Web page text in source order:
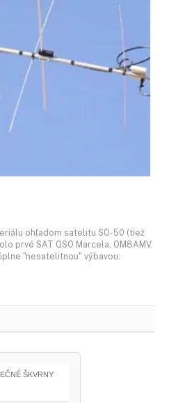
ohľadom satelitu SO-50 (tiež
prvé SAT QSO Marcela, OM8AMV.
"nesatelitnou" výbavou:
ŠKVRNY